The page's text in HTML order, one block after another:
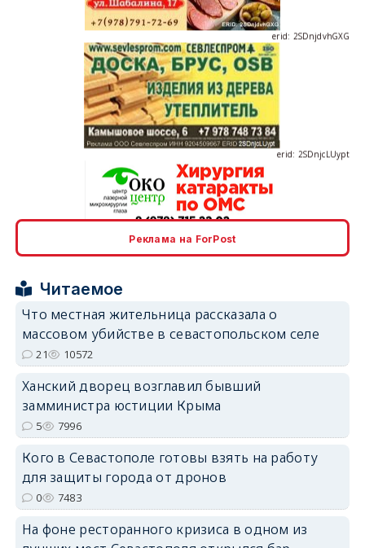
Реклама на ForPost
Читаемое
Что местная жительница рассказала о
массовом убийстве в севастопольском селе
21 10572
Ханский дворец возглавил бывший
замминистра юстиции Крыма
5 7996
Кого в Севастополе готовы взять на работу
для защиты города от дронов
0 7483
На фоне ресторанного кризиса в одном из